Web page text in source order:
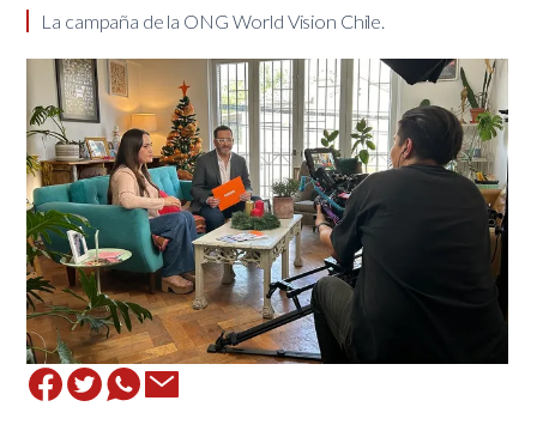
La campaña de la ONG World Vision Chile. ​